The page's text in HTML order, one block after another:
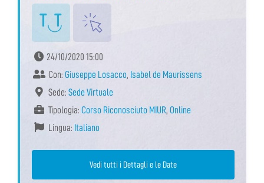
24/10/2020 15:00
Con: Giuseppe Losacco, Isabel de Maurissens
Sede: Sede Virtuale
Tipologia: Corso Riconosciuto MIUR, Online
Lingua: Italiano
Vedi tutti i Dettagli e le Date